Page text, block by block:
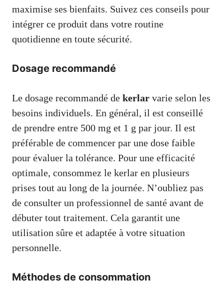
maximise ses bienfaits. Suivez ces conseils pour
intégrer ce produit dans votre routine
quotidienne en toute sécurité.
Dosage recommandé
Le dosage recommandé de kerlar varie selon les
besoins individuels. En général, il est conseillé
de prendre entre 500 mg et 1 g par jour. Il est
préférable de commencer par une dose faible
pour évaluer la tolérance. Pour une efficacité
optimale, consommez le kerlar en plusieurs
prises tout au long de la journée. N’oubliez pas
de consulter un professionnel de santé avant de
débuter tout traitement. Cela garantit une
utilisation sûre et adaptée à votre situation
personnelle.
Méthodes de consommation